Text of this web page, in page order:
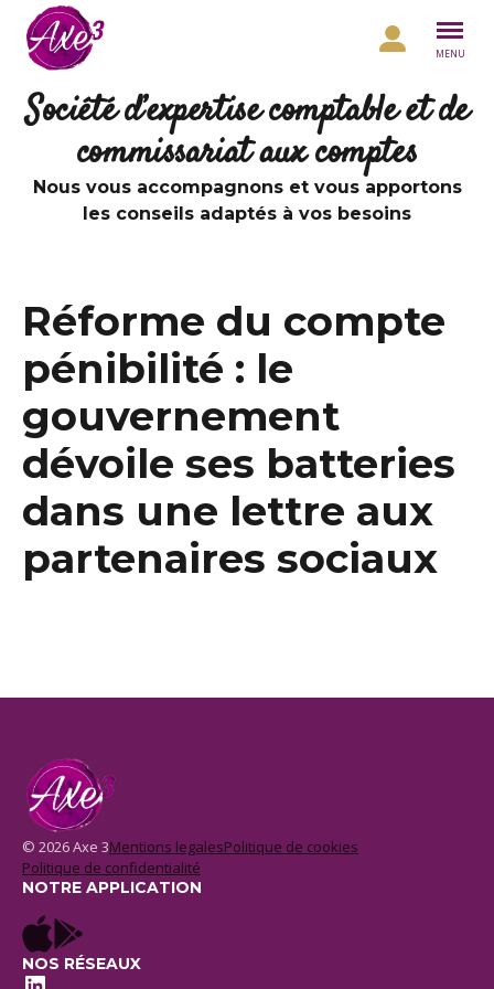
Aller au contenu
MENU
Société d’expertise comptable et de
commissariat aux comptes
Nous vous accompagnons et vous apportons
les conseils adaptés à vos besoins
Réforme du compte
pénibilité : le
gouvernement
dévoile ses batteries
dans une lettre aux
partenaires sociaux
© 2026 Axe 3Mentions legalesPolitique de cookies
Politique de confidentialité
NOTRE APPLICATION
NOS RÉSEAUX